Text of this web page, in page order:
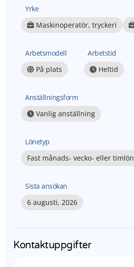
Yrke
Maskinoperatör, tryckeri
Arbetsmodell
På plats
Arbetstid
Heltid
Anställningsform
Vanlig anställning
Lönetyp
Fast månads- vecko- eller timlön
Sista ansökan
6 augusti, 2026
Kontaktuppgifter